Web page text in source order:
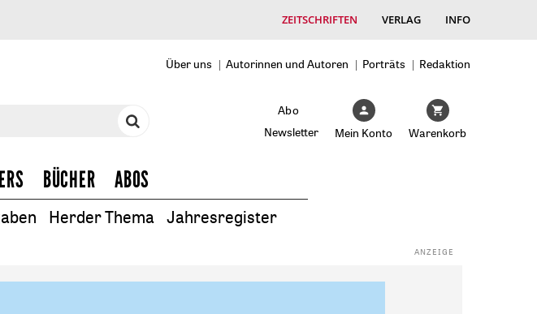
ZEITSCHRIFTEN VERLAG INFO
Über uns Autorinnen und Autoren Porträts
Redaktion
Abo
Newsletter
Mein Konto Warenkorb
BÜCHER ABOS
Herder Thema Jahresregister